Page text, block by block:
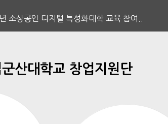
소상공인 디지털 특성화대학 교육 참여..
산대학교 창업지원단